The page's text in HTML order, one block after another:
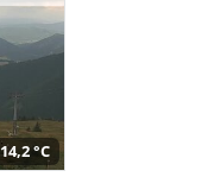
14,2 °C